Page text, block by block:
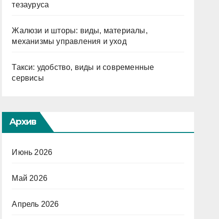
тезауруса
Жалюзи и шторы: виды, материалы,
механизмы управления и уход
Такси: удобство, виды и современные
сервисы
Архив
Июнь 2026
Май 2026
Апрель 2026